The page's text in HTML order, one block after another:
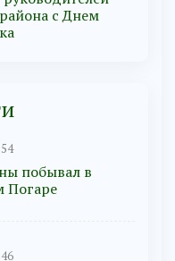
с Днем
побывал в
Погаре